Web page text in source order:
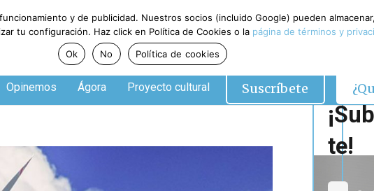
Opinemos Ágora Proyecto cultural Suscríbete
te!
y de publicidad. Nuestros socios (incluido Google) pueden
tu configuración. Haz click en Política de Cookies o la página de términos y
Ok
No Política de cookies